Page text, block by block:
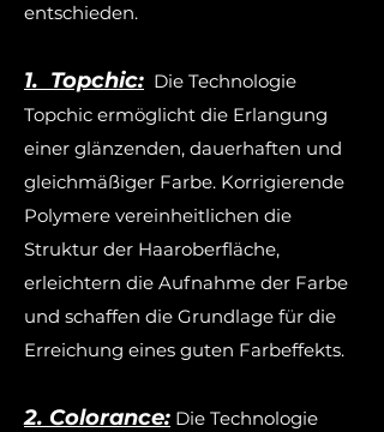
entschieden.
1. Topchic: Die Technologie
Topchic ermöglicht die Erlangung
einer glänzenden, dauerhaften und
gleichmäßiger Farbe. Korrigierende
Polymere vereinheitlichen die
Struktur der Haaroberfläche,
erleichtern die Aufnahme der Farbe
und schaffen die Grundlage für die
Erreichung eines guten Farbeffekts.
2. Colorance: Die Technologie